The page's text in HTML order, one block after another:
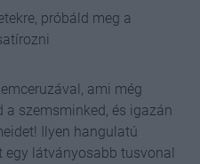
próbáld meg a
ami még
szemsminked, és igazán
Ilyen hangulatú
egy látványosabb tusvonal